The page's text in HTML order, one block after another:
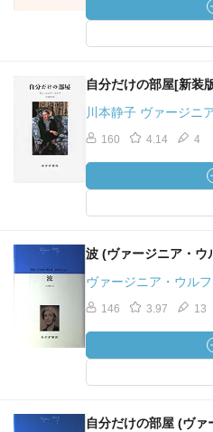
自分だけの部屋[新装
川本静子 ヴァージニ
160 4.14 4
波 (ヴァージニア・ウ
ヴァージニア・ウル
146 3.97 13
自分だけの部屋 (ヴァ